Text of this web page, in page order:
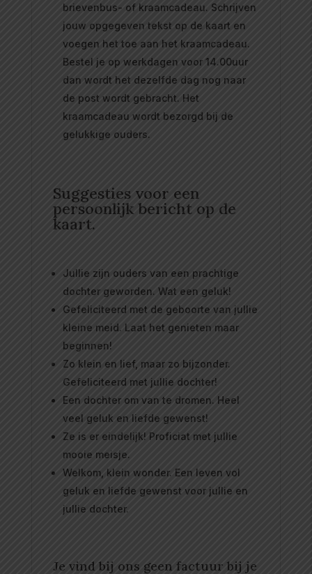
brievenbus- of kraamcadeau. Schrijven
jouw opgegeven tekst op de kaart en
voegen het toe aan het kraamcadeau.
Bestel je op werkdagen voor 14.00uur
dan wordt het dezelfde dag nog naar
de post wordt gebracht. Het
kraamcadeau wordt bezorgd bij de
gelukkige ouders.
Suggesties voor een
persoonlijk bericht op de
kaart.
Jullie zijn ouders van een prachtige
dochter geworden. Wat een geluk!
Gefeliciteerd met de geboorte van jullie
kleine meid. Laat het genieten maar
beginnen!
Zo klein en lief, maar zo bijzonder.
Gefeliciteerd met jullie dochter!
Een dochter om van te dromen. Heel
veel geluk en liefde gewenst!
Ze is er eindelijk! Proficiat met jullie
mooie meisje.
Welkom, klein wonder. Een leven vol
geluk en liefde gewenst voor jullie en
jullie dochter.
Je vind bij ons geen factuur bij je